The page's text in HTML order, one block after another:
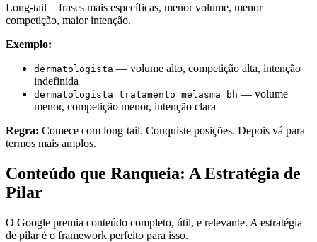
Long-tail = frases mais específicas, menor volume, menor
competição, maior intenção.
Exemplo:
dermatologista — volume alto, competição alta, intenção
indefinida
dermatologista tratamento melasma bh — volume
menor, competição menor, intenção clara
Regra: Comece com long-tail. Conquiste posições. Depois vá para
termos mais amplos.
Conteúdo que Ranqueia: A Estratégia de
Pilar
O Google premia conteúdo completo, útil, e relevante. A estratégia
de pilar é o framework perfeito para isso.